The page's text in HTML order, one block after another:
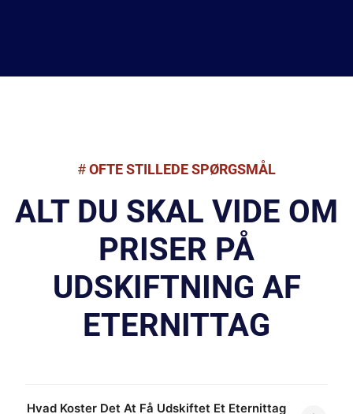
# OFTE STILLEDE SPØRGSMÅL
ALT DU SKAL VIDE OM
PRISER PÅ
UDSKIFTNING AF
ETERNITTAG
Hvad Koster Det At Få Udskiftet Et Eternittag